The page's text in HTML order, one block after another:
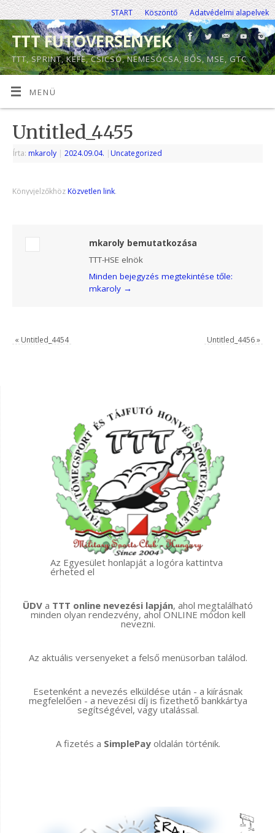
START Köszöntő Adatvédelmi alapelvek
TTT FUTÓVERSENYEK
TTT, SPRINT, KEFE, CSICSÓ, NEMESÓCSA, BŐS, MSE, GTC
MENÜ
Untitled_4455
Írta: mkaroly | 2024.09.04. | Uncategorized
Könyvjelzőkhöz Közvetlen link.
mkaroly bemutatkozása
TTT-HSE elnök
Minden bejegyzés megtekintése tőle:
mkaroly →
« Untitled_4454 Untitled_4456»
Az Egyesület honlapját a logóra kattintva
érheted el
ÜDV a TTT online nevezési lapján, ahol megtalálható
minden olyan rendezvény, ahol ONLINE módon kell
nevezni.
Az aktuális versenyeket a felső menüsorban találod.
Esetenként a nevezés elküldése után - a kiírásnak
megfelelően - a nevezési díj is fizethető bankkártya
segítségével, vagy utalással.
A fizetés a SimplePayoldalán történik.